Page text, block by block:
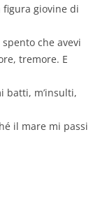
figura giovine di
che avevi
tremore. E
batti, m’insulti,
il mare mi passi